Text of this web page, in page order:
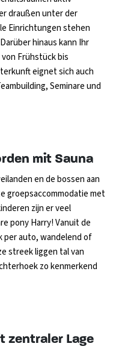
draußen unter der
Einrichtungen stehen
hinaus kann Ihr
Frühstück bis
eignet sich auch
Seminare und
mit Sauna
en de bossen aan
groepsaccommodatie met
zijn er veel
pony Harry! Vanuit de
per auto, wandelend of
streek liggen tal van
zo kenmerkend
zentraler Lage